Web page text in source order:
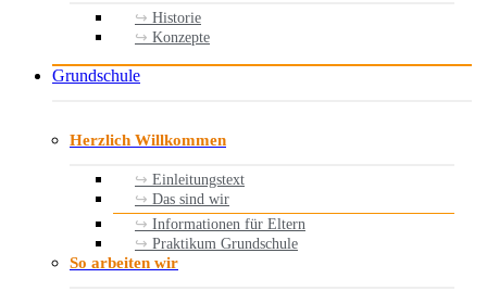
Historie
Konzepte
Grundschule
Herzlich Willkommen
Einleitungstext
Das sind wir
Informationen für Eltern
Praktikum Grundschule
So arbeiten wir